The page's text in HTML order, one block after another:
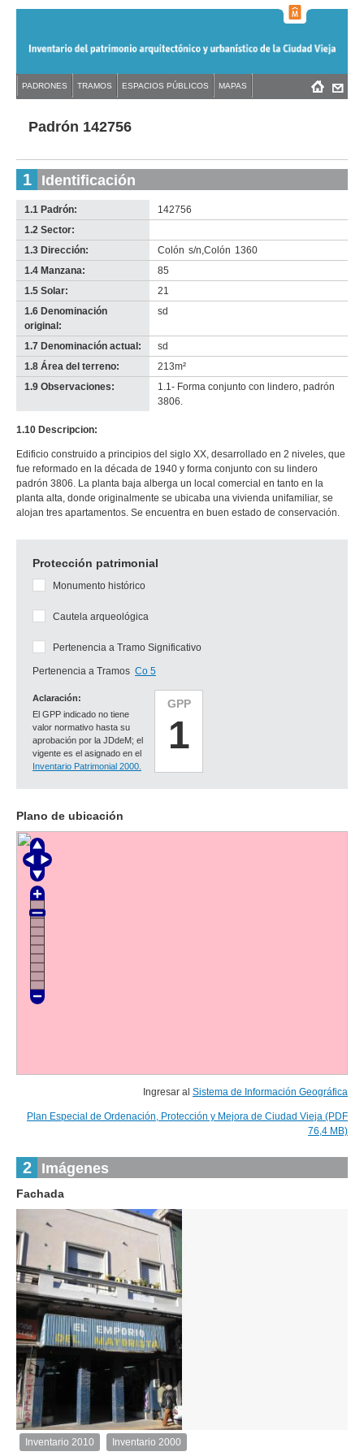
navigation
Back
topPadrón 142756
1 Identificación
1.1 Padrón:
142756
1.2 Sector:
no
info-
1.3 Dirección: Colón s/n,Colón 1360
1.4 Manzana:
85
1.5 Solar:
21
1.6 Denominación
original:
sd
1.7 Denominación actual:
sd
1.8 Área del terreno:
213m²
1.9 Observaciones:
1.1- Forma conjunto con lindero, padrón
3806.
1.10 Descripcion:
Edificio construido a principios del siglo XX, desarrollado en 2 niveles, que
fue reformado en la década de 1940 y forma conjunto con su lindero
padrón 3806. La planta baja alberga un local comercial en tanto en la
planta alta, donde originalmente se ubicaba una vivienda unifamiliar, se
alojan tres apartamentos. Se encuentra en buen estado de conservación.
Protección patrimonial
GPP
1
Aclaración:
El GPP indicado no tiene
valor normativo hasta su
aprobación por la JDdeM; el
vigente es el asignado en el
Inventario Patrimonial 2000.
Monumento histórico
Cautela arqueológica
Pertenencia a Tramo Significativo
Pertenencia a Tramos Co 5
Plano de ubicación
Ingresar al Sistema de Información Geográfica
Plan Especial de Ordenación, Protección y Mejora de Ciudad Vieja (PDF
76,4 MB)
2 Imágenes
Fachada
Inventario
Inventario 2010
2 de2
Inventario 2000
Back
to Menú
PADRONES TRAMOS ESPACIOS PÚBLICOS MAPAS